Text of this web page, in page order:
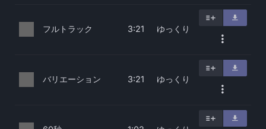
フルトラック 3:21 ゆっくり
バリエーション 3:21 ゆっくり